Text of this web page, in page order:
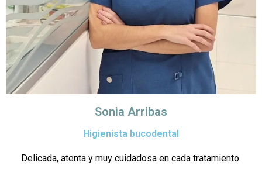
Sonia Arribas
Higienista bucodental
Delicada, atenta y muy cuidadosa en cada tratamiento.